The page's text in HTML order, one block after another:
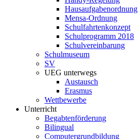
Hausaufgabenordnung
Mensa-Ordnung
Schulfahrtenkonzept
Schulprogramm 2018
Schulvereinbarung
Schulmuseum
SV
UEG unterwegs
Austausch
Erasmus
Wettbewerbe
Unterricht
Begabtenförderung
Bilingual
Computergrundbildung